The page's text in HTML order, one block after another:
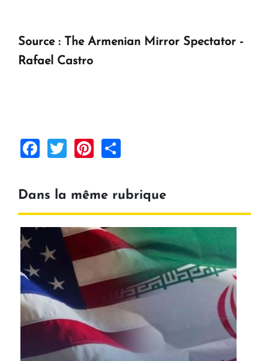
Source : The Armenian Mirror Spectator -
Rafael Castro
Facebook
TwitterPinterest
Dans la même rubrique